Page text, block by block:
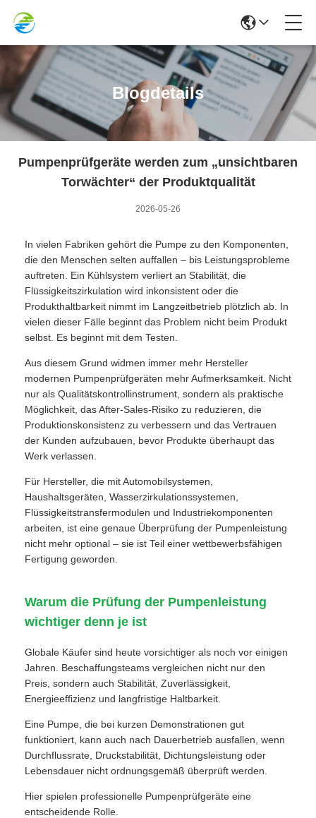
Blogdetails
Pumpenprüfgeräte werden zum „unsichtbaren
Torwächter“ der Produktqualität
2026-05-26
In vielen Fabriken gehört die Pumpe zu den Komponenten,
die den Menschen selten auffallen – bis Leistungsprobleme
auftreten. Ein Kühlsystem verliert an Stabilität, die
Flüssigkeitszirkulation wird inkonsistent oder die
Produkthaltbarkeit nimmt im Langzeitbetrieb plötzlich ab. In
vielen dieser Fälle beginnt das Problem nicht beim Produkt
selbst. Es beginnt mit dem Testen.
Aus diesem Grund widmen immer mehr Hersteller
modernen Pumpenprüfgeräten mehr Aufmerksamkeit. Nicht
nur als Qualitätskontrollinstrument, sondern als praktische
Möglichkeit, das After-Sales-Risiko zu reduzieren, die
Produktionskonsistenz zu verbessern und das Vertrauen
der Kunden aufzubauen, bevor Produkte überhaupt das
Werk verlassen.
Für Hersteller, die mit Automobilsystemen,
Haushaltsgeräten, Wasserzirkulationssystemen,
Flüssigkeitstransfermodulen und Industriekomponenten
arbeiten, ist eine genaue Überprüfung der Pumpenleistung
nicht mehr optional – sie ist Teil einer wettbewerbsfähigen
Fertigung geworden.
Warum die Prüfung der Pumpenleistung
wichtiger denn je ist
Globale Käufer sind heute vorsichtiger als noch vor einigen
Jahren. Beschaffungsteams vergleichen nicht nur den
Preis, sondern auch Stabilität, Zuverlässigkeit,
Energieeffizienz und langfristige Haltbarkeit.
Eine Pumpe, die bei kurzen Demonstrationen gut
funktioniert, kann auch nach Dauerbetrieb ausfallen, wenn
Durchflussrate, Druckstabilität, Dichtungsleistung oder
Lebensdauer nicht ordnungsgemäß überprüft werden.
Hier spielen professionelle Pumpenprüfgeräte eine
entscheidende Rolle.